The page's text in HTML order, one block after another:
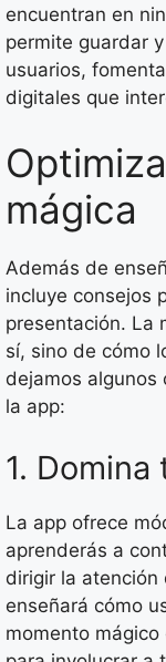
encuentran en
permite guardar
usuarios,
digitales que
mágica
Además de
incluye consejos
presentación. La
sí, sino de cómo
dejamos algunos
la app:
1.
La app ofrece
aprenderás a
dirigir la atención
enseñará cómo
momento